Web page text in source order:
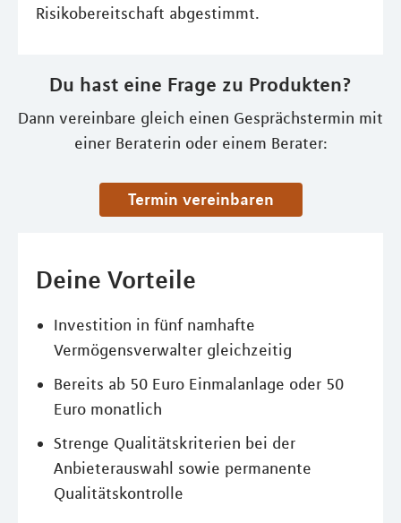
Risikobereitschaft abgestimmt.
Du hast eine Frage zu Produkten?
Dann vereinbare gleich einen Gesprächstermin mit
einer Beraterin oder einem Berater:
Termin vereinbaren
Deine Vorteile
Investition in fünf namhafte
Vermögensverwalter gleichzeitig
Bereits ab 50 Euro Einmalanlage oder 50
Euro monatlich
Strenge Qualitätskriterien bei der
Anbieterauswahl sowie permanente
Qualitätskontrolle